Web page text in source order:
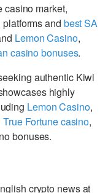
casino market,
and best SA
Lemon Casino,
casino bonuses.
authentic Kiwi
highly
Lemon Casino,
True Fortune casino,
bonuses.
crypto news at